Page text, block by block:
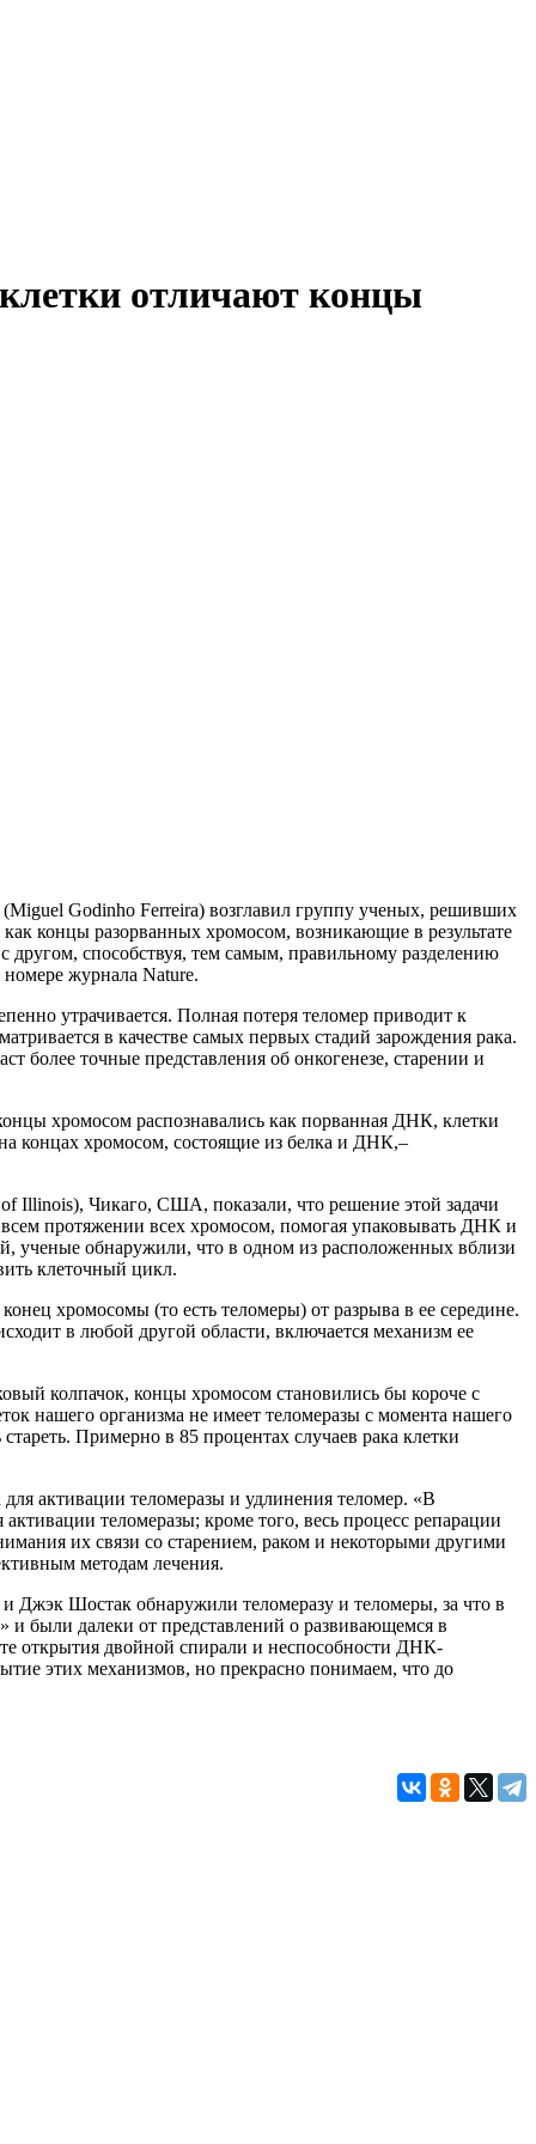
отличают концы
Godinho Ferreira) возглавил группу ученых, решивших
концы разорванных хромосом, возникающие в результате
способствуя, тем самым, правильному разделению
номере журнала Nature.
утрачивается. Полная потеря теломер приводит к
в качестве самых первых стадий зарождения рака.
точные представления об онкогенезе, старении и
хромосом распознавались как порванная ДНК, клетки
концах хромосом, состоящие из белка и ДНК,–
Illinois), Чикаго, США, показали, что решение этой задачи
протяжении всех хромосом, помогая упаковывать ДНК и
ученые обнаружили, что в одном из расположенных вблизи
клеточный цикл.
хромосомы (то есть теломеры) от разрыва в ее середине.
в любой другой области, включается механизм ее
колпачок, концы хромосом становились бы короче с
нашего организма не имеет теломеразы с момента нашего
Примерно в 85 процентах случаев рака клетки
активации теломеразы и удлинения теломер. «В
теломеразы; кроме того, весь процесс репарации
их связи со старением, раком и некоторыми другими
методам лечения.
Джэк Шостак обнаружили теломеразу и теломеры, за что в
были далеки от представлений о развивающемся в
открытия двойной спирали и неспособности ДНК-
этих механизмов, но прекрасно понимаем, что до